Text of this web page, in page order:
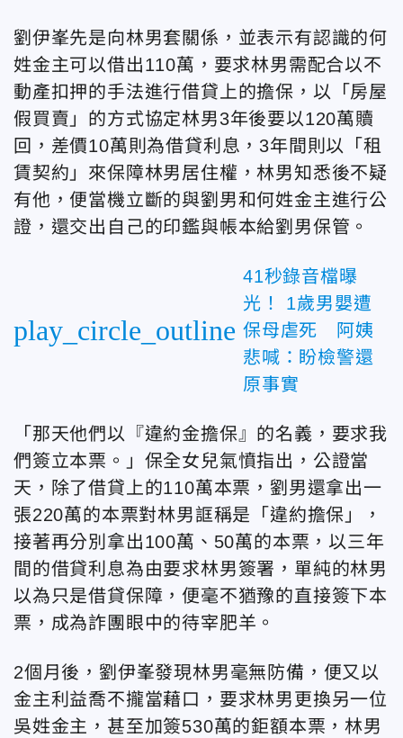
劉伊峯先是向林男套關係，並表示有認識的何
姓金主可以借出110萬，要求林男需配合以不
動產扣押的手法進行借貸上的擔保，以「房屋
假買賣」的方式協定林男3年後要以120萬贖
回，差價10萬則為借貸利息，3年間則以「租
賃契約」來保障林男居住權，林男知悉後不疑
有他，便當機立斷的與劉男和何姓金主進行公
證，還交出自己的印鑑與帳本給劉男保管。
play_circle_outline
41秒錄音檔曝
光！ 1歲男嬰遭
保母虐死 阿姨
悲喊：盼檢警還
原事實
「那天他們以『違約金擔保』的名義，要求我
們簽立本票。」保全女兒氣憤指出，公證當
天，除了借貸上的110萬本票，劉男還拿出一
張220萬的本票對林男誆稱是「違約擔保」，
接著再分別拿出100萬、50萬的本票，以三年
間的借貸利息為由要求林男簽署，單純的林男
以為只是借貸保障，便毫不猶豫的直接簽下本
票，成為詐團眼中的待宰肥羊。
2個月後，劉伊峯發現林男毫無防備，便又以
金主利益喬不攏當藉口，要求林男更換另一位
吳姓金主，甚至加簽530萬的鉅額本票，林男